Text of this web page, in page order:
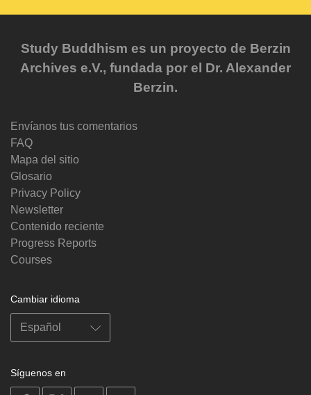
Study Buddhism es un proyecto de Berzin
Archives e.V., fundada por el Dr. Alexander
Berzin.
Envíanos tus comentarios
FAQ
Mapa del sitio
Glosario
Privacy Policy
Newsletter
Contenido reciente
Progress Reports
Courses
Cambiar idioma
Síguenos en
on